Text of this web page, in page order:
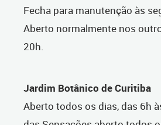
Fecha para manutenção às
Aberto normalmente nos
20h.
Jardim Botânico de Curitiba
Aberto todos os dias, das 6h